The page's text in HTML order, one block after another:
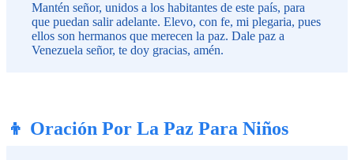
Mantén señor, unidos a los habitantes de este país, para
que puedan salir adelante. Elevo, con fe, mi plegaria, pues
ellos son hermanos que merecen la paz. Dale paz a
Venezuela señor, te doy gracias, amén.
👦 Oración Por La Paz Para Niños